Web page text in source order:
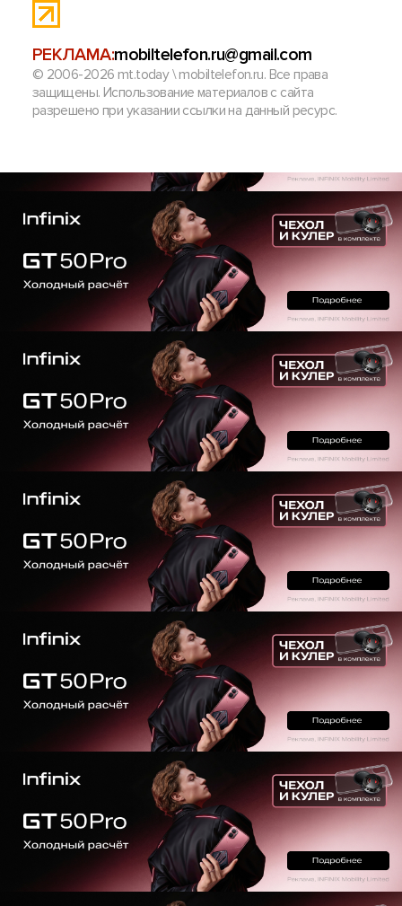
РЕКЛАМА:mobiltelefon.ru@gmail.com
© 2006-2026 mt.today \ mobiltelefon.ru. Все права
защищены. Использование материалов с сайта
разрешено при указании ссылки на данный ресурс.